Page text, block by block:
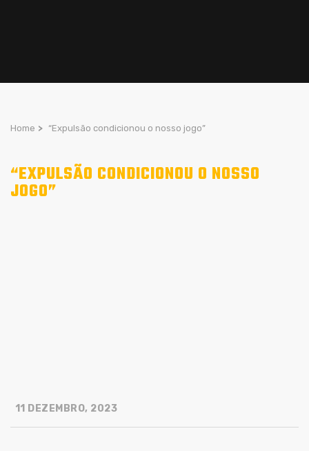
Home > “Expulsão condicionou o nosso jogo”
“EXPULSÃO CONDICIONOU O NOSSO
JOGO”
11 DEZEMBRO, 2023